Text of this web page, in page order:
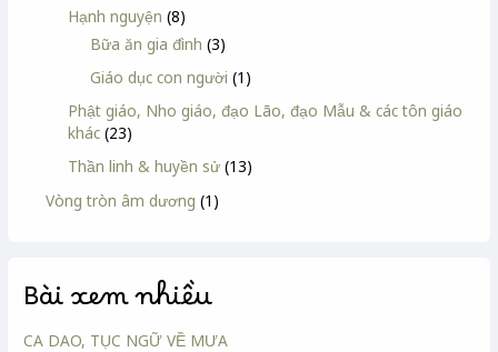
Hạnh nguyện (8)
Bữa ăn gia đình (3)
Giáo dục con người (1)
Phật giáo, Nho giáo, đạo Lão, đạo Mẫu & các tôn giáo
khác (23)
Thần linh & huyền sử (13)
Vòng tròn âm dương (1)
Bài xem nhiều
CA DAO, TỤC NGỮ VỀ MƯA